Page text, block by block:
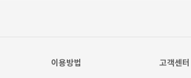
이용방법 고객센터